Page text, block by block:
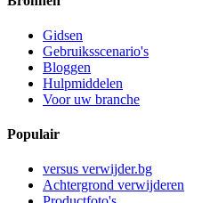
Gidsen
Gebruiksscenario's
Bloggen
Hulpmiddelen
Voor uw branche
Populair
versus verwijder.bg
Achtergrond verwijderen